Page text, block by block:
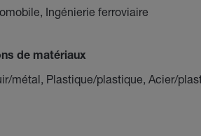
Ingénierie ferroviaire
de matériaux
métal, Plastique/plastique, Acier/